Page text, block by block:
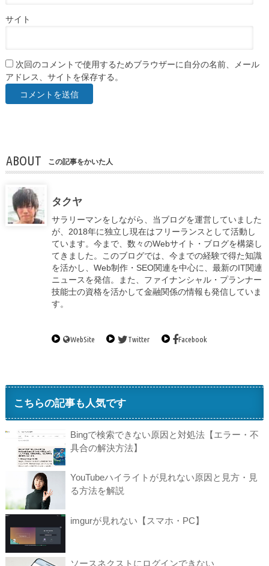
サイト
次回のコメントで使用するためブラウザーに自分の名前、メール
アドレス、サイトを保存する。
ABOUT この記事をかいた人
タクヤ
サラリーマンをしながら、当ブログを運営していました
が、2018年に独立し現在はフリーランスとして活動し
ています。今まで、数々のWebサイト・ブログを構築し
てきました。このブログでは、今までの経験で得た知識
を活かし、Web制作・SEO関連を中心に、最新のIT関連
ニュースを発信。また、ファイナンシャル・プランナー
技能士の資格を活かして金融関係の情報も発信していま
す。
WebSite Twitter Facebook
こちらの記事も人気です
Bingで検索できない原因と対処法【エラー・不
具合の解決方法】
YouTubeハイライトが見れない原因と見方・見
る方法を解説
imgurが見れない【スマホ・PC】
ソースネクストにログインできない